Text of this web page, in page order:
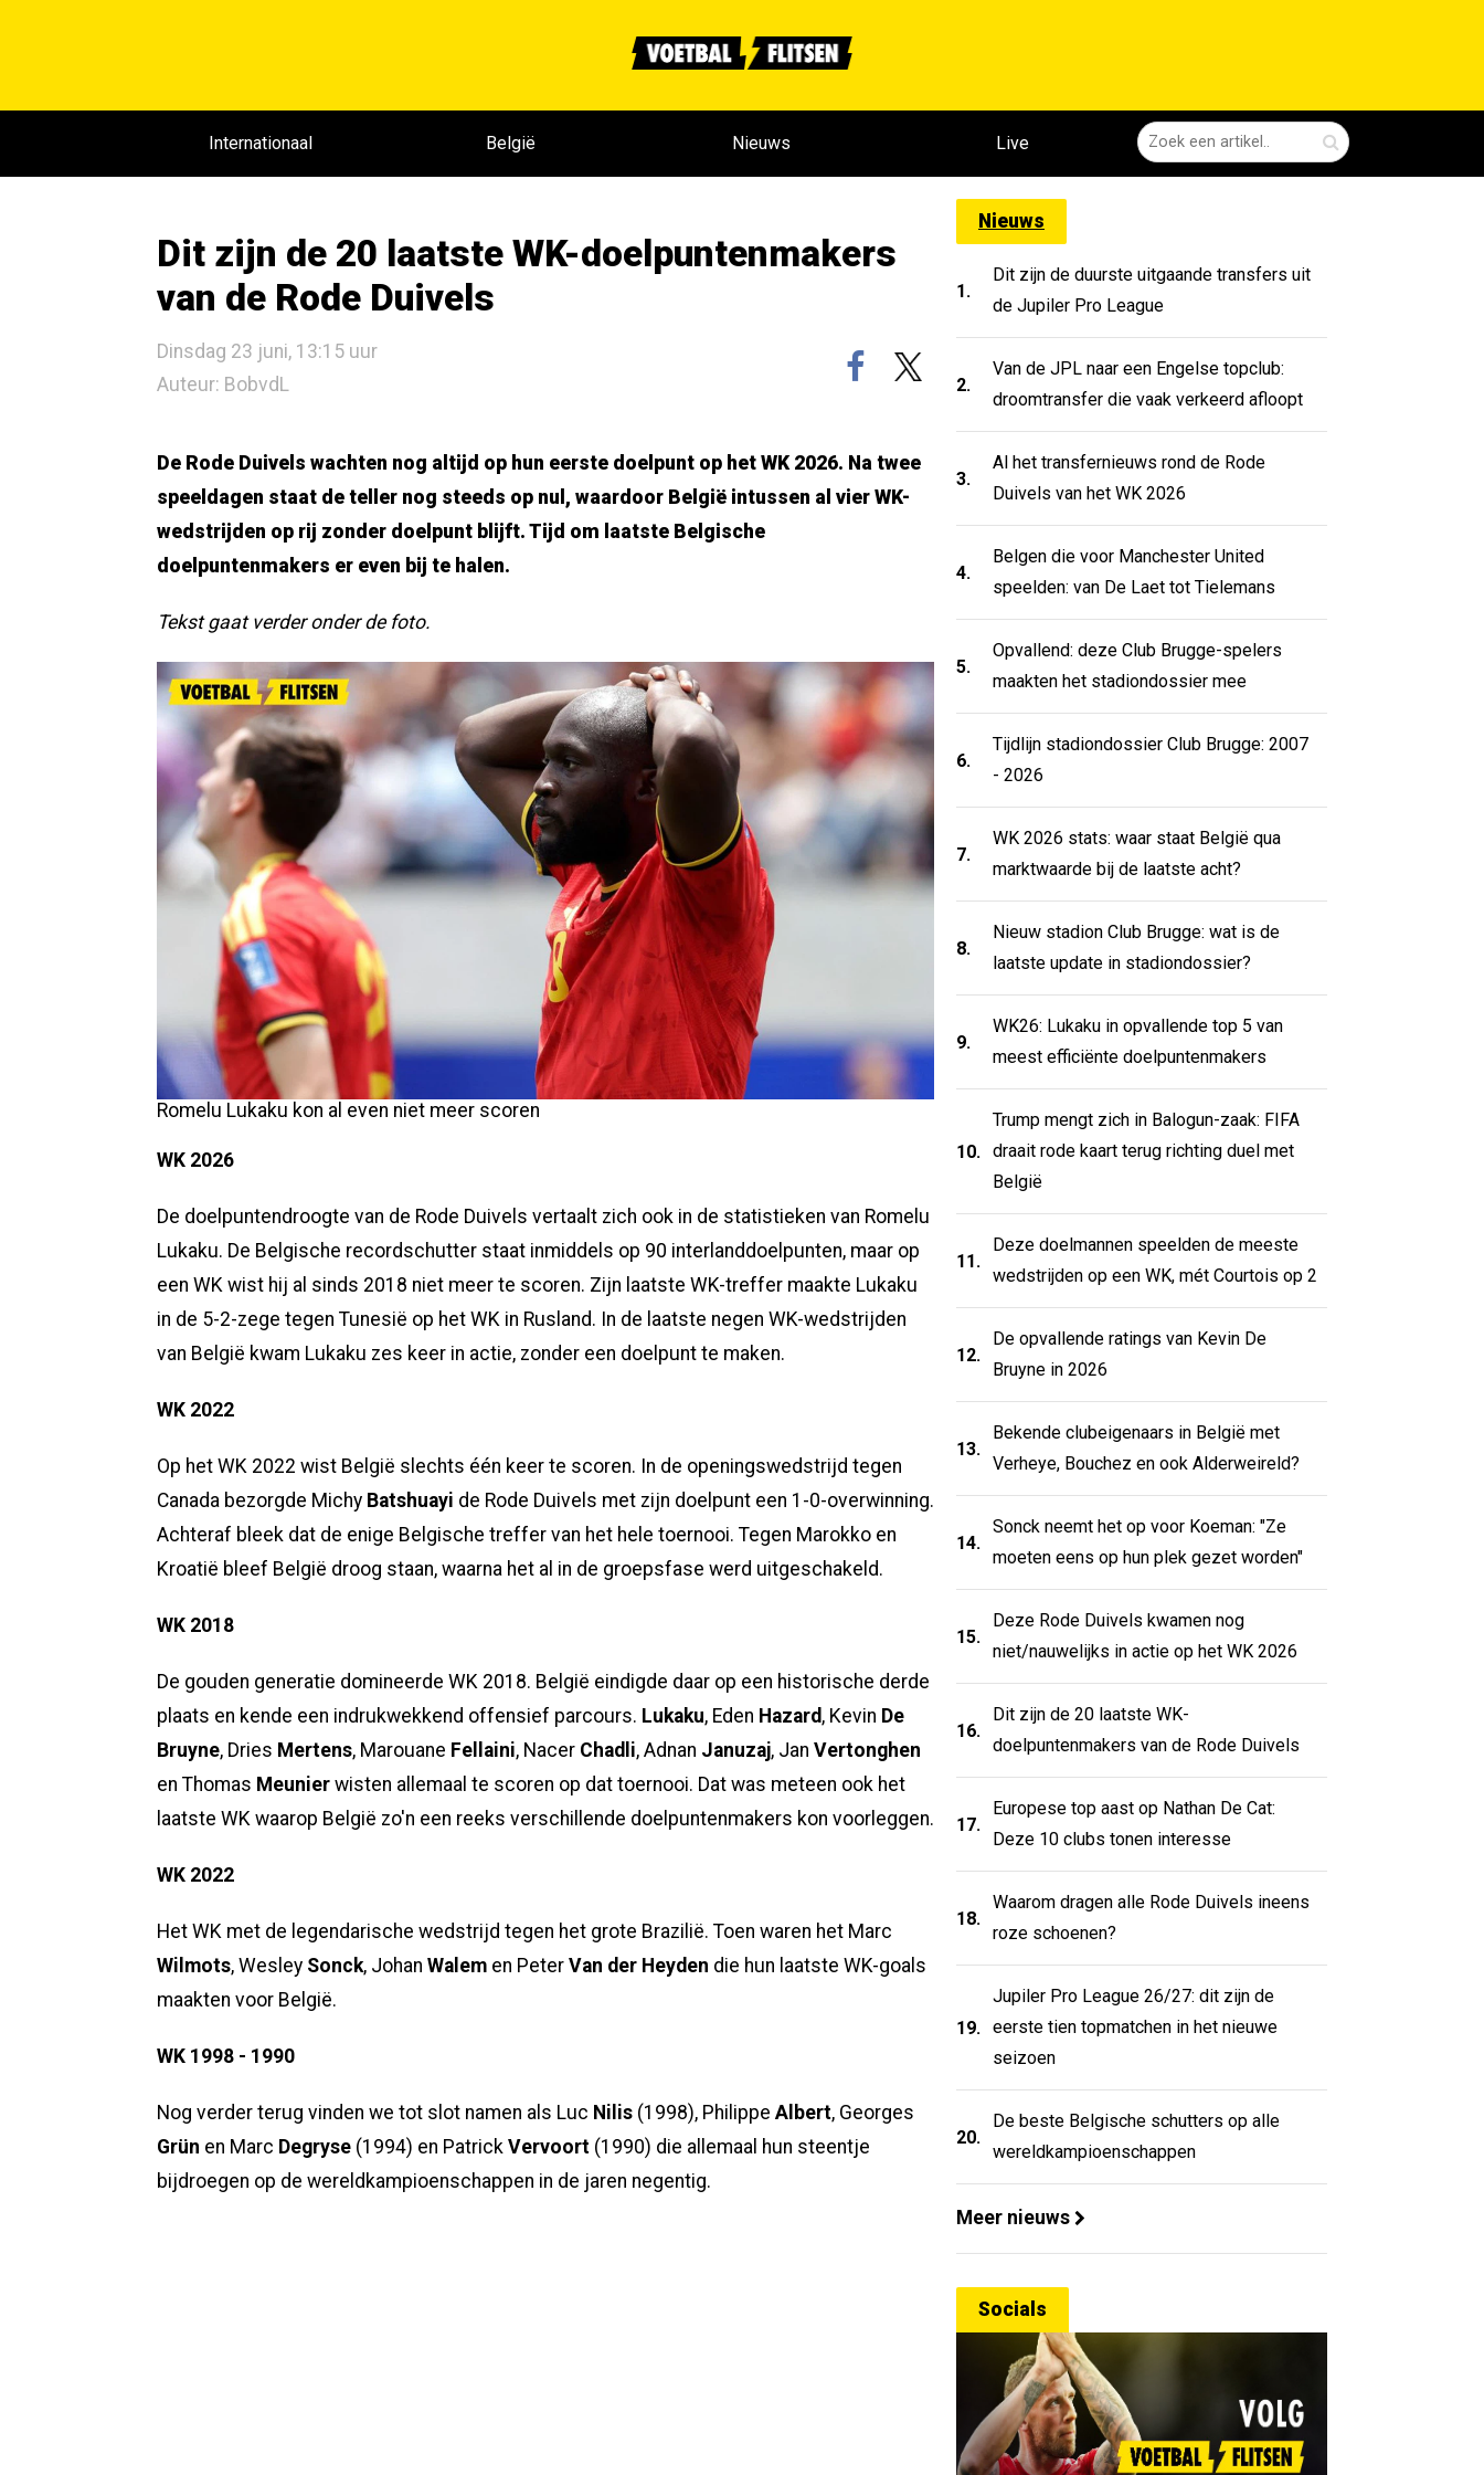
Internationaal België Nieuws Live
Dit zijn de 20 laatste WK-doelpuntenmakers
van de Rode Duivels
Dinsdag 23 juni, 13:15 uur
Auteur: BobvdL
De Rode Duivels wachten nog altijd op hun eerste doelpunt op het WK 2026. Na twee
speeldagen staat de teller nog steeds op nul, waardoor België intussen al vier WK-
wedstrijden op rij zonder doelpunt blijft. Tijd om laatste Belgische
doelpuntenmakers er even bij te halen.
Tekst gaat verder onder de foto.
Romelu Lukaku kon al even niet meer scoren
WK 2026
De doelpuntendroogte van de Rode Duivels vertaalt zich ook in de statistieken van Romelu
Lukaku. De Belgische recordschutter staat inmiddels op 90 interlanddoelpunten, maar op
een WK wist hij al sinds 2018 niet meer te scoren. Zijn laatste WK-treffer maakte Lukaku
in de 5-2-zege tegen Tunesië op het WK in Rusland. In de laatste negen WK-wedstrijden
van België kwam Lukaku zes keer in actie, zonder een doelpunt te maken.
WK 2022
Op het WK 2022 wist België slechts één keer te scoren. In de openingswedstrijd tegen
Canada bezorgde Michy Batshuayi de Rode Duivels met zijn doelpunt een 1-0-overwinning.
Achteraf bleek dat de enige Belgische treffer van het hele toernooi. Tegen Marokko en
Kroatië bleef België droog staan, waarna het al in de groepsfase werd uitgeschakeld.
WK 2018
De gouden generatie domineerde WK 2018. België eindigde daar op een historische derde
plaats en kende een indrukwekkend offensief parcours. Lukaku, Eden Hazard, Kevin De
Bruyne, Dries Mertens, Marouane Fellaini, Nacer Chadli, Adnan Januzaj, Jan Vertonghen
en Thomas Meunier wisten allemaal te scoren op dat toernooi. Dat was meteen ook het
laatste WK waarop België zo'n een reeks verschillende doelpuntenmakers kon voorleggen.
WK 2022
Het WK met de legendarische wedstrijd tegen het grote Brazilië. Toen waren het Marc
Wilmots, Wesley Sonck, Johan Walem en Peter Van der Heyden die hun laatste WK-goals
maakten voor België.
WK 1998 - 1990
Nog verder terug vinden we tot slot namen als Luc Nilis (1998), Philippe Albert, Georges
Grün en Marc Degryse (1994) en Patrick Vervoort (1990) die allemaal hun steentje
bijdroegen op de wereldkampioenschappen in de jaren negentig.
Nieuws
1.
Dit zijn de duurste uitgaande transfers uit
de Jupiler Pro League
2.
Van de JPL naar een Engelse topclub:
droomtransfer die vaak verkeerd afloopt
3.
Al het transfernieuws rond de Rode
Duivels van het WK 2026
4.
Belgen die voor Manchester United
speelden: van De Laet tot Tielemans
5.
Opvallend: deze Club Brugge-spelers
maakten het stadiondossier mee
6.
Tijdlijn stadiondossier Club Brugge: 2007
- 2026
7.
WK 2026 stats: waar staat België qua
marktwaarde bij de laatste acht?
8.
Nieuw stadion Club Brugge: wat is de
laatste update in stadiondossier?
9.
WK26: Lukaku in opvallende top 5 van
meest efficiënte doelpuntenmakers
10.
Trump mengt zich in Balogun-zaak: FIFA
draait rode kaart terug richting duel met
België
11.
Deze doelmannen speelden de meeste
wedstrijden op een WK, mét Courtois op 2
12.
De opvallende ratings van Kevin De
Bruyne in 2026
13.
Bekende clubeigenaars in België met
Verheye, Bouchez en ook Alderweireld?
14.
Sonck neemt het op voor Koeman: "Ze
moeten eens op hun plek gezet worden"
15.
Deze Rode Duivels kwamen nog
niet/nauwelijks in actie op het WK 2026
16.
Dit zijn de 20 laatste WK-
doelpuntenmakers van de Rode Duivels
17.
Europese top aast op Nathan De Cat:
Deze 10 clubs tonen interesse
18.
Waarom dragen alle Rode Duivels ineens
roze schoenen?
19.
Jupiler Pro League 26/27: dit zijn de
eerste tien topmatchen in het nieuwe
seizoen
20.
De beste Belgische schutters op alle
wereldkampioenschappen
Meer nieuws
Socials